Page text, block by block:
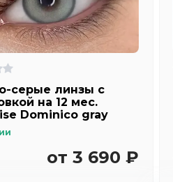
серые линзы c
на 12 мес.
Dominico gray
от 3 690 ₽